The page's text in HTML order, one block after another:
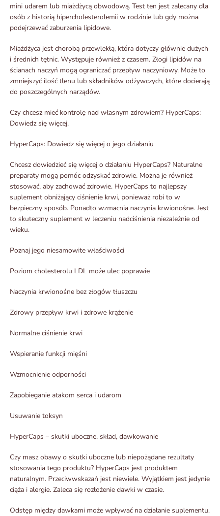
mini udarem lub miażdżycą obwodową. Test ten jest zalecany dla
osób z historią hipercholesterolemii w rodzinie lub gdy można
podejrzewać zaburzenia lipidowe.
Miażdżyca jest chorobą przewlekłą, która dotyczy głównie dużych
i średnich tętnic. Występuje również z czasem. Złogi lipidów na
ścianach naczyń mogą ograniczać przepływ naczyniowy. Może to
zmniejszyć ilość tlenu lub składników odżywczych, które docierają
do poszczególnych narządów.
Czy chcesz mieć kontrolę nad własnym zdrowiem? HyperCaps:
Dowiedz się więcej.
HyperCaps: Dowiedz się więcej o jego działaniu
Chcesz dowiedzieć się więcej o działaniu HyperCaps? Naturalne
preparaty mogą pomóc odzyskać zdrowie. Można je również
stosować, aby zachować zdrowie. HyperCaps to najlepszy
suplement obniżający ciśnienie krwi, ponieważ robi to w
bezpieczny sposób. Ponadto wzmacnia naczynia krwionośne. Jest
to skuteczny suplement w leczeniu nadciśnienia niezależnie od
wieku.
Poznaj jego niesamowite właściwości
Poziom cholesterolu LDL może ulec poprawie
Naczynia krwionośne bez złogów tłuszczu
Zdrowy przepływ krwi i zdrowe krążenie
Normalne ciśnienie krwi
Wspieranie funkcji mięśni
Wzmocnienie odporności
Zapobieganie atakom serca i udarom
Usuwanie toksyn
HyperCaps – skutki uboczne, skład, dawkowanie
Czy masz obawy o skutki uboczne lub niepożądane rezultaty
stosowania tego produktu? HyperCaps jest produktem
naturalnym. Przeciwwskazań jest niewiele. Wyjątkiem jest jedynie
ciąża i alergie. Zaleca się rozłożenie dawki w czasie.
Odstęp między dawkami może wpływać na działanie suplementu.